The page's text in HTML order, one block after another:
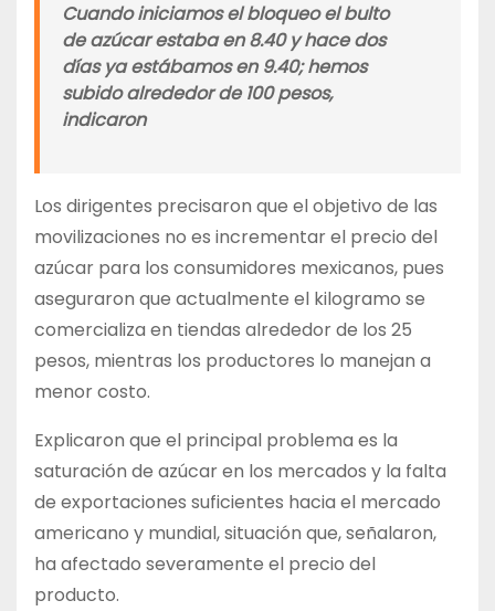
Cuando iniciamos el bloqueo el bulto
de azúcar estaba en 8.40 y hace dos
días ya estábamos en 9.40; hemos
subido alrededor de 100 pesos,
indicaron
Los dirigentes precisaron que el objetivo de las
movilizaciones no es incrementar el precio del
azúcar para los consumidores mexicanos, pues
aseguraron que actualmente el kilogramo se
comercializa en tiendas alrededor de los 25
pesos, mientras los productores lo manejan a
menor costo.
Explicaron que el principal problema es la
saturación de azúcar en los mercados y la falta
de exportaciones suficientes hacia el mercado
americano y mundial, situación que, señalaron,
ha afectado severamente el precio del
producto.